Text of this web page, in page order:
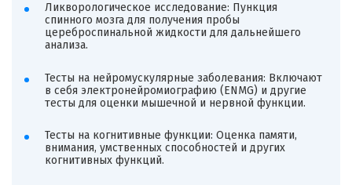
Ликворологическое исследование: Пункция
спинного мозга для получения пробы
цереброспинальной жидкости для дальнейшего
анализа.
Тесты на нейромускулярные заболевания: Включают
в себя электронейромиографию (ENMG) и другие
тесты для оценки мышечной и нервной функции.
Тесты на когнитивные функции: Оценка памяти,
внимания, умственных способностей и других
когнитивных функций.